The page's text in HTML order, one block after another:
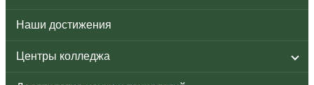
Наши достижения
Центры колледжа